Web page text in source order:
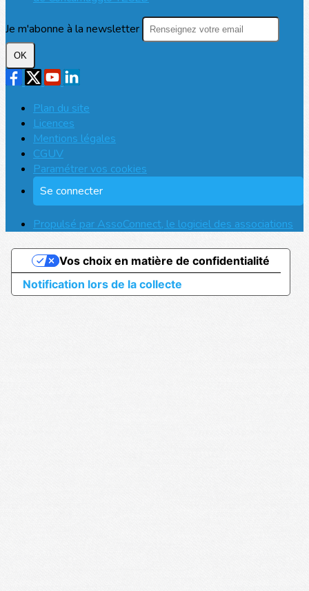
Je m'abonne à la newsletter
OK
Plan du site
Licences
Mentions légales
CGUV
Paramétrer vos cookies
Se connecter
Propulsé par AssoConnect, le logiciel des associations
Notification lors de la collecte
Vos choix en matière de confidentialité